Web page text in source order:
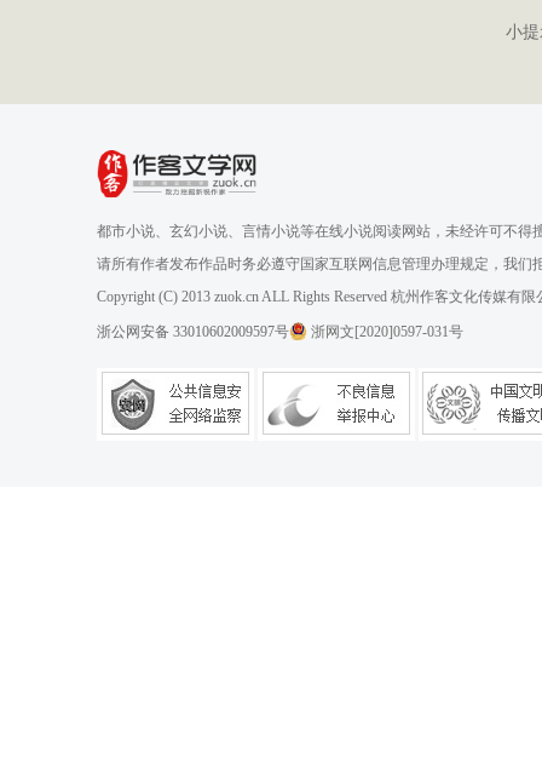
小
都市小说、玄幻小说、言情小说等在线小说阅读网站，未经许可不得
请所有作者发布作品时务必遵守国家互联网信息管理办理规定，我们
Copyright (C) 2013 zuok.cn ALL Rights Reserved 杭州作客文化传媒有
浙公网安备 33010602009597号 浙网文[2020]0597-031号